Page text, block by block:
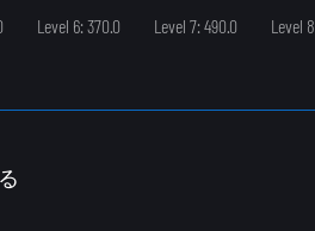
Level 6: 370.0 Level 7: 490.0 Level